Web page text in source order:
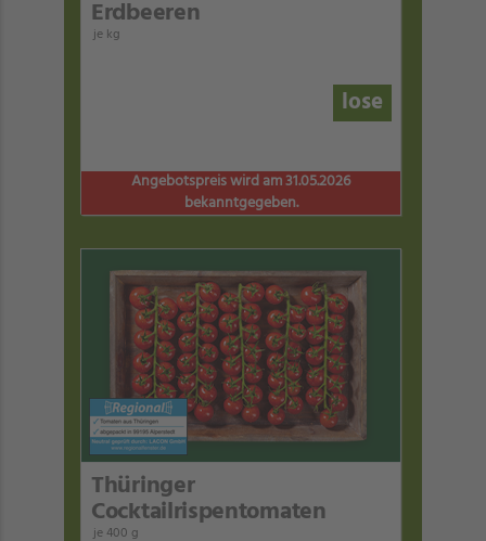
lose
Erdbeeren
je kg
Angebotspreis wird am 31.05.2026
bekanntgegeben.
Thüringer
Cocktailrispentomaten
je 400 g